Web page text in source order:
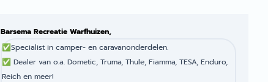
Barsema Recreatie Warfhuizen,
✅Specialist in camper- en caravanonderdelen.
✅Dealer van o.a. Dometic, Truma, Thule, Fiamma, TESA, Enduro,
Reich en meer!